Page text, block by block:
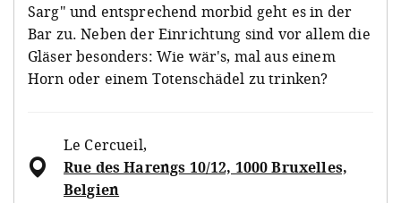
Sarg" und entsprechend morbid geht es in der
Bar zu. Neben der Einrichtung sind vor allem die
Gläser besonders: Wie wär's, mal aus einem
Horn oder einem Totenschädel zu trinken?
Le Cercueil,
Rue des Harengs 10/12, 1000 Bruxelles,
Belgien